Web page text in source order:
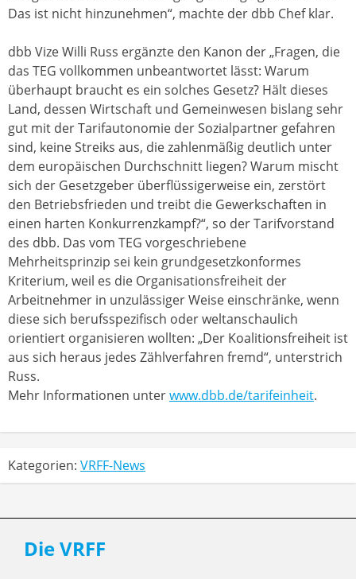
Das ist nicht hinzunehmen“, machte der dbb Chef klar.
dbb Vize Willi Russ ergänzte den Kanon der „Fragen, die
das TEG vollkommen unbeantwortet lässt: Warum
überhaupt braucht es ein solches Gesetz? Hält dieses
Land, dessen Wirtschaft und Gemeinwesen bislang sehr
gut mit der Tarifautonomie der Sozialpartner gefahren
sind, keine Streiks aus, die zahlenmäßig deutlich unter
dem europäischen Durchschnitt liegen? Warum mischt
sich der Gesetzgeber überflüssigerweise ein, zerstört
den Betriebsfrieden und treibt die Gewerkschaften in
einen harten Konkurrenzkampf?“, so der Tarifvorstand
des dbb. Das vom TEG vorgeschriebene
Mehrheitsprinzip sei kein grundgesetzkonformes
Kriterium, weil es die Organisationsfreiheit der
Arbeitnehmer in unzulässiger Weise einschränke, wenn
diese sich berufsspezifisch oder weltanschaulich
orientiert organisieren wollten: „Der Koalitionsfreiheit ist
aus sich heraus jedes Zählverfahren fremd“, unterstrich
Russ.
Mehr Informationen unterwww.dbb.de/tarifeinheit.
Kategorien: VRFF-News
Die VRFF